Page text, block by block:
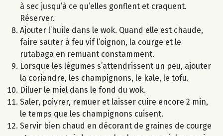
à sec jusqu’à ce qu’elles gonflent et craquent.
Réserver.
Ajouter l’huile dans le wok. Quand elle est chaude,
faire sauter à feu vif l’oignon, la courge et le
rutabaga en remuant constamment.
Lorsque les légumes s’attendrissent un peu, ajouter
la coriandre, les champignons, le kale, le tofu.
Diluer le miel dans le fond du wok.
Saler, poivrer, remuer et laisser cuire encore 2 min,
le temps que les champignons cuisent.
Servir bien chaud en décorant de graines de courge